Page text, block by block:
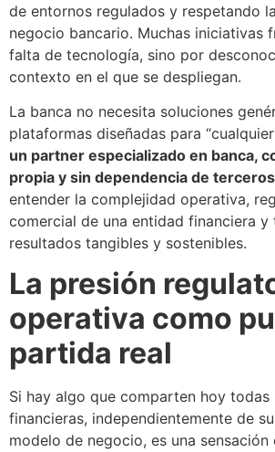
de entornos regulados y respetando
negocio bancario. Muchas iniciativas
falta de tecnología, sino por
contexto en el que se despliegan.
La banca no necesita soluciones
plataformas diseñadas para
un partner especializado en banca,
propia y sin dependencia de terceros
entender la complejidad operativa,
comercial de una entidad financiera y
resultados tangibles y sostenibles.
La presión
operativa como
partida real
Si hay algo que comparten hoy todas
financieras, independientemente de
modelo de negocio, es una